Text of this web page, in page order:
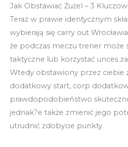
Jak Obstawiać Żużel – 3
Teraz w prawie identycznym
wybierają się carry out
że podczas meczu trener może
taktyczne lub korzystać unces
Wtedy obstawiony przez ciebie
dodatkowy start, corp
prawdopodobieństwo
jednak?e także zmienić jego
utrudnić zdobycie punkty.